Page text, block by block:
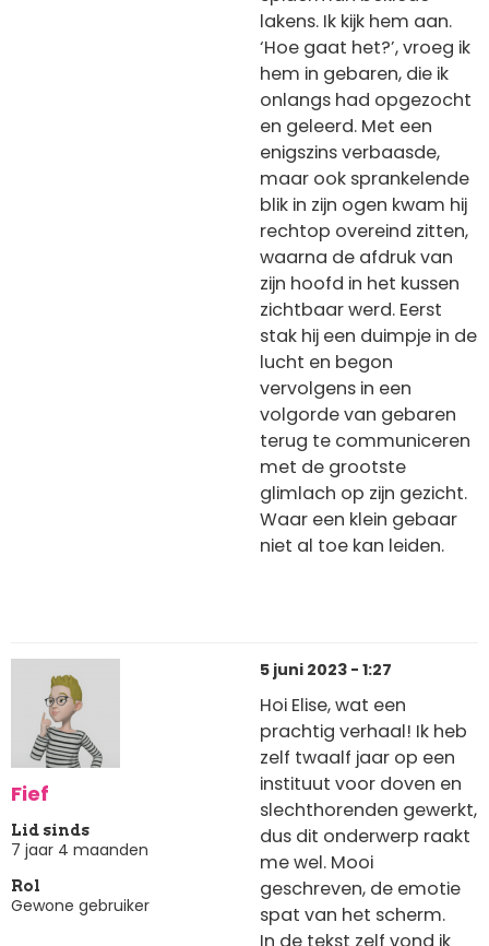
lakens. Ik kijk hem aan.
‘Hoe gaat het?’, vroeg ik
hem in gebaren, die ik
onlangs had opgezocht
en geleerd. Met een
enigszins verbaasde,
maar ook sprankelende
blik in zijn ogen kwam hij
rechtop overeind zitten,
waarna de afdruk van
zijn hoofd in het kussen
zichtbaar werd. Eerst
stak hij een duimpje in de
lucht en begon
vervolgens in een
volgorde van gebaren
terug te communiceren
met de grootste
glimlach op zijn gezicht.
Waar een klein gebaar
niet al toe kan leiden.
Fief
Lid sinds
7 jaar 4 maanden
Rol
Gewone gebruiker
5 juni 2023 - 1:27
Hoi Elise, wat een
prachtig verhaal! Ik heb
zelf twaalf jaar op een
instituut voor doven en
slechthorenden gewerkt,
dus dit onderwerp raakt
me wel. Mooi
geschreven, de emotie
spat van het scherm.